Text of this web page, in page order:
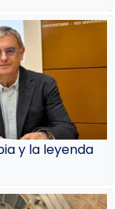
y la leyenda